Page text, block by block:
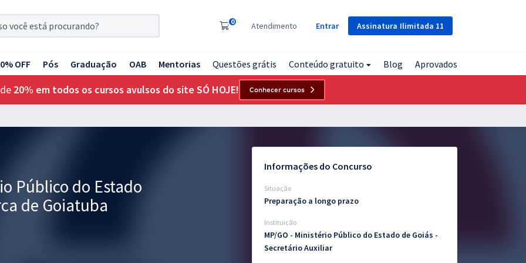
Assinatura Ilimitada 11
0 Atendimento Entrar
OFF Pós Graduação OAB Mentorias Questões grátis Conteúdo gratuito Blog Aprovados
20% em todos os cursos avulsos do site SÓ HOJE! Conhecer cursos
Público do Estado
de Goiatuba
Informações do Concurso
Situação
Preparação a longo prazo
Instituição
MP/GO - Ministério Público do Estado de Goiás -
Secretário Auxiliar